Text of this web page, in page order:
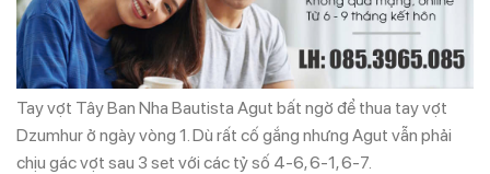
Tay vợt Tây Ban Nha Bautista Agut bất ngờ để thua tay vợt
Dzumhur ở ngày vòng 1. Dù rất cố gắng nhưng Agut vẫn phải
chịu gác vợt sau 3 set với các tỷ số 4-6, 6-1, 6-7.